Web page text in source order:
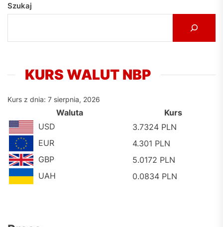
Szukaj
KURS WALUT NBP
Kurs z dnia: 7 sierpnia, 2026
Waluta
Kurs
USD
3.7324 PLN
EUR
4.301 PLN
GBP
5.0172 PLN
UAH
0.0834 PLN